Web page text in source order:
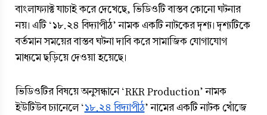
বাংলাফ্যাক্ট যাচাই করে দেখেছে, ভিডিওটি বাস্তব কোনো ঘটনার
নয়। এটি ‘১৮.২৪ বিদ্যাপীঠ’ নামক একটি নাটকের দৃশ্য। দৃশ্যটিকে
বর্তমান সময়ের বাস্তব ঘটনা দাবি করে সামাজিক যোগাযোগ
মাধ্যমে ছড়িয়ে দেওয়া হয়েছে।
ভিডিওটির বিষয়ে অনুসন্ধানে ‘RKR Production’ নামক
ইউটিউব চ্যানেলে ‘১৮.২৪ বিদ্যাপীঠ’ নামের একটি নাটক খোঁজে